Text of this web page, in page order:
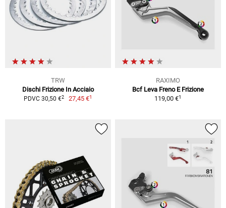
TRW
Dischi Frizione In Acciaio
PDVC 30,50 €2 27,45 €1
RAXIMO
Bcf Leva Freno E Frizione
119,00 €1